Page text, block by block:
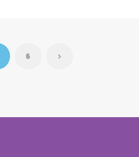
6